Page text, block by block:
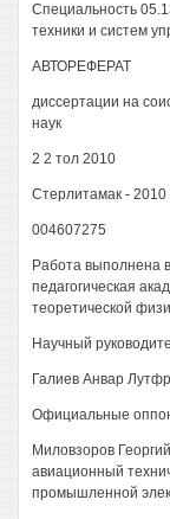
Специальность
техники и систем
АВТОРЕФЕРАТ
диссертации на
наук
2 2 тол 2010
Стерлитамак - 2010
004607275
Работа выполнена
педагогическая
теоретической
Научный
Галиев Анвар
Официальные
Миловзоров
авиационный
промышленной